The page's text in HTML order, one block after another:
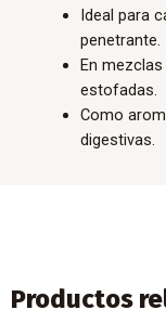
Ideal para
penetrante.
En
estofadas.
Como
digestivas.
Productos